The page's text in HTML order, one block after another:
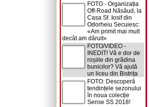
FOTO - Organizația
Off-Road Năsăud, la
Casa Sf. Iosif din
Odorheiu Secuiesc:
«Am primit mai mult
decât am dăruit»
FOTO/VIDEO -
INEDIT! Vă e dor de
roșiile din grădina
bunicilor? Vă ajută
un liceu din Bistrița
FOTO: Descoperă
tendințele sezonului
în noua colecție
Sense SS 2018!